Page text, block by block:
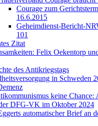
Courage zum
16.6.2015
Geheimdienst-Bericht-
101
Zitat
Felix Oekentorp
des Antikriegstags
in Schweden
keine Chance:
DFG-VK im Oktober 2024
automatischer Brief an